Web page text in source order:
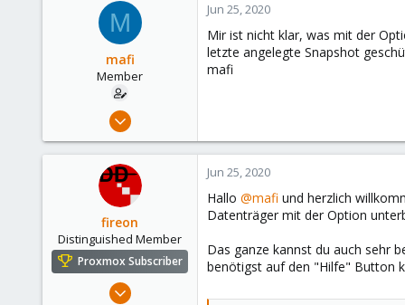
a
e
M
mafi
Member
Apr 25, 2019
0
Jun 25, 2020
Mir ist nicht klar, was mit der
letzte angelegte Snapshot
mafi
fireon
Distinguished Member
Proxmox Subscriber
Oct 25, 2010
Jun 25, 2020
Hallo @mafi und herzlich
Datenträger mit der Option
Das ganze kannst du auch sehr
benötigst auf den "Hilfe" Button